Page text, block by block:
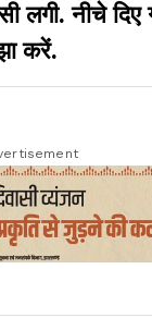
नीचे दिए
करें.